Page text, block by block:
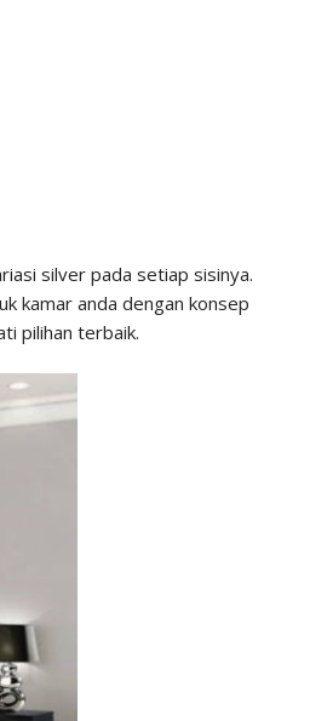
silver pada setiap sisinya.
kamar anda dengan konsep
pilihan terbaik.